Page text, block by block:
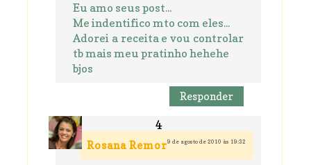
Eu amo seus post...
Me indentifico mto com eles...
Adorei a receita e vou controlar
tb mais meu pratinho hehehe
bjos
Responder
Rosana Remor9 de agosto de 2010 às 19:32